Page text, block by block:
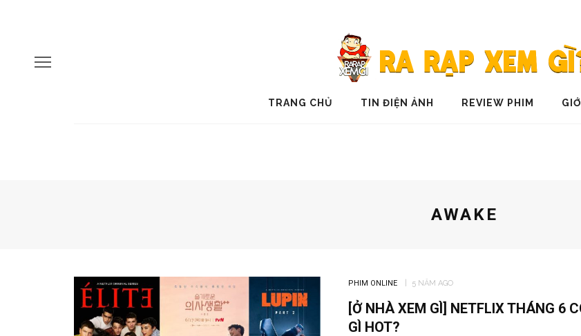
TRANG CHỦ TIN ĐIỆN ẢNH REVIEW PHIM
AWAKE
PHIM ONLINE 5 NĂM AGO
[Ở NHÀ XEM GÌ] NETFLIX THÁNG 6
GÌ HOT?